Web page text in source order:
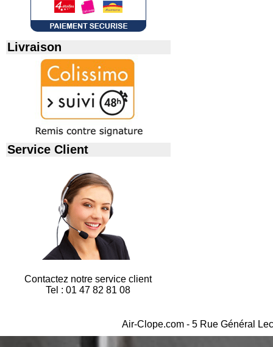
Livraison
Service Client
Contactez notre service client
Tel : 01 47 82 81 08
Air-Clope.com - 5 Rue Général